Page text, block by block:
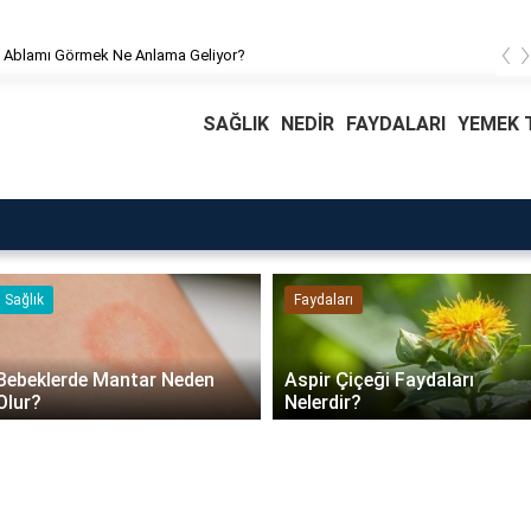
Ablamı Görmek Ne Anlama Geliyor? ‹ ›
SAĞLIK NEDİR FAYDALARI YEMEK
Aspir Çiçeği Faydaları
Nelerdir?
Blog
Daire Kapısı Seçimi
Güvenlik, Yalıtım ve
Dayanıklılık